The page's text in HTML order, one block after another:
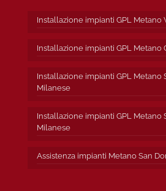
Installazione impianti GPL Metano
Installazione impianti GPL Metano
Installazione impianti GPL Metano
Milanese
Installazione impianti GPL Metano
Milanese
Assistenza impianti Metano San